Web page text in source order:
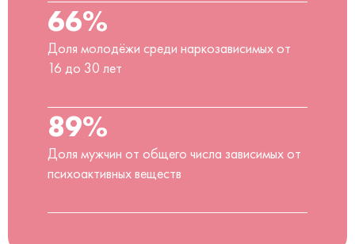
66%
Доля молодёжи среди наркозависимых от
16 до 30 лет
89%
Доля мужчин от общего числа зависимых от
психоактивных веществ